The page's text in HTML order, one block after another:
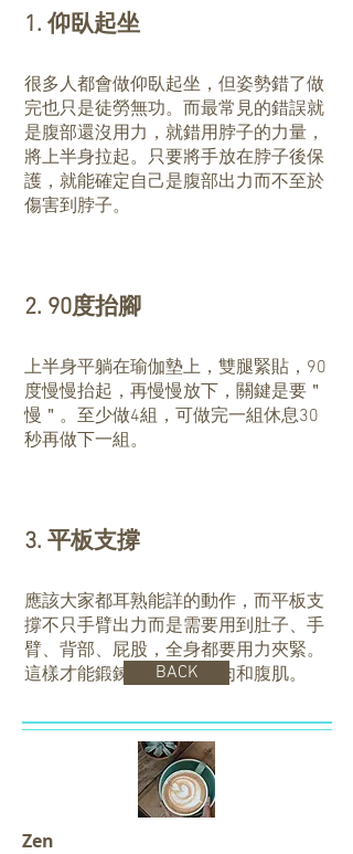
1. 仰臥起坐
很多人都會做仰臥起坐，但姿勢錯了做
完也只是徒勞無功。而最常見的錯誤就
是腹部還沒用力，就錯用脖子的力量，
將上半身拉起。只要將手放在脖子後保
護，就能確定自己是腹部出力而不至於
傷害到脖子。
2. 90度抬腳
上半身平躺在瑜伽墊上，雙腿緊貼，90
度慢慢抬起，再慢慢放下，關鍵是要＂
慢＂。至少做4組，可做完一組休息30
秒再做下一組。
3. 平板支撐
應該大家都耳熟能詳的動作，而平板支
撐不只手臂出力而是需要用到肚子、手
臂、背部、屁股，全身都要用力夾緊。
這樣才能鍛鍊到全身的肌肉和腹肌。
BACK
Zen